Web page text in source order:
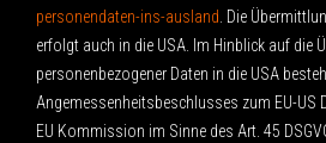
personendaten-ins-ausland. Die
erfolgt auch in die USA. Im Hinblick auf die
personenbezogener Daten in die USA
Angemessenheitsbeschlusses zum EU-US
EU Kommission im Sinne des Art. 45